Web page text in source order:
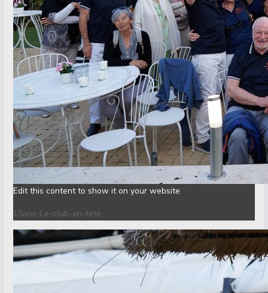
Edit this content to show it on your website
15ans-Le-club-en-fete